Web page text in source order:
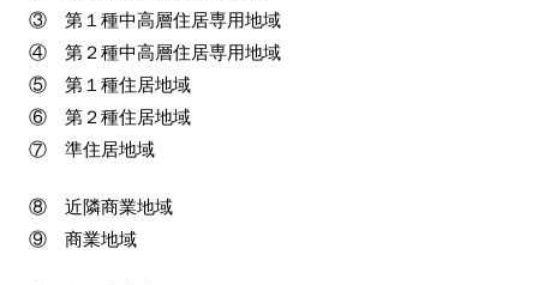
③ 第１種中高層住居専用地域
④ 第２種中高層住居専用地域
⑤ 第１種住居地域
⑥ 第２種住居地域
⑦ 準住居地域
⑧ 近隣商業地域
⑨ 商業地域